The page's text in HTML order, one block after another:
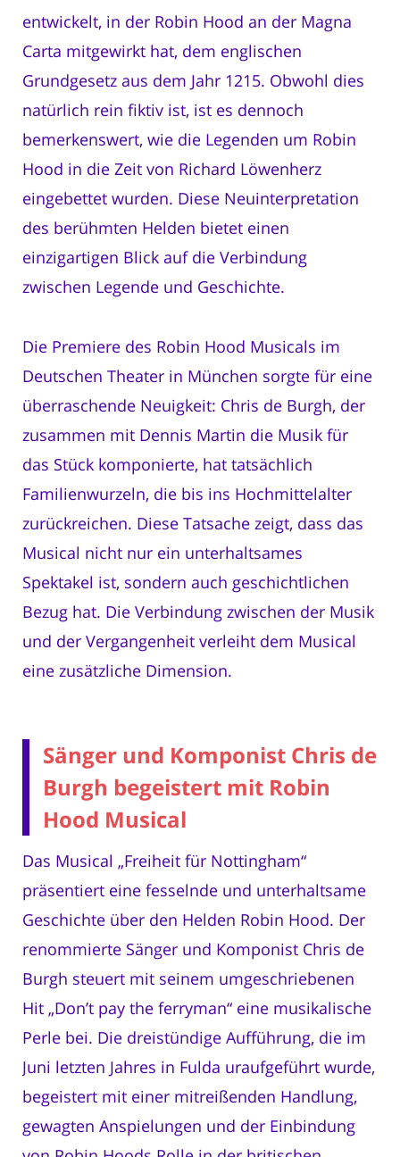
entwickelt, in der Robin Hood an der Magna
Carta mitgewirkt hat, dem englischen
Grundgesetz aus dem Jahr 1215. Obwohl dies
natürlich rein fiktiv ist, ist es dennoch
bemerkenswert, wie die Legenden um Robin
Hood in die Zeit von Richard Löwenherz
eingebettet wurden. Diese Neuinterpretation
des berühmten Helden bietet einen
einzigartigen Blick auf die Verbindung
zwischen Legende und Geschichte.
Die Premiere des Robin Hood Musicals im
Deutschen Theater in München sorgte für eine
überraschende Neuigkeit: Chris de Burgh, der
zusammen mit Dennis Martin die Musik für
das Stück komponierte, hat tatsächlich
Familienwurzeln, die bis ins Hochmittelalter
zurückreichen. Diese Tatsache zeigt, dass das
Musical nicht nur ein unterhaltsames
Spektakel ist, sondern auch geschichtlichen
Bezug hat. Die Verbindung zwischen der Musik
und der Vergangenheit verleiht dem Musical
eine zusätzliche Dimension.
Sänger und Komponist Chris de
Burgh begeistert mit Robin
Hood Musical
Das Musical „Freiheit für Nottingham“
präsentiert eine fesselnde und unterhaltsame
Geschichte über den Helden Robin Hood. Der
renommierte Sänger und Komponist Chris de
Burgh steuert mit seinem umgeschriebenen
Hit „Don’t pay the ferryman“ eine musikalische
Perle bei. Die dreistündige Aufführung, die im
Juni letzten Jahres in Fulda uraufgeführt wurde,
begeistert mit einer mitreißenden Handlung,
gewagten Anspielungen und der Einbindung